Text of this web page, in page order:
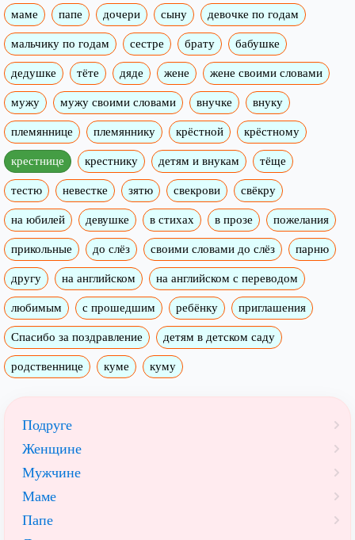
маме папе дочери сыну девочке по годам
мальчику по годам сестре брату бабушке
дедушке тёте дяде жене жене своими словами
мужу мужу своими словами внучке внуку
племяннице племяннику крёстной крёстному
крестнице крестнику детям и внукам тёще
тестю невестке зятю свекрови свёкру
на юбилей девушке в стихах в прозе пожелания
прикольные до слёз своими словами до слёз парню
другу на английском на английском с переводом
любимым с прошедшим ребёнку приглашения
Спасибо за поздравление детям в детском саду
родственнице куме куму
Подруге
Женщине
Мужчине
Маме
Папе